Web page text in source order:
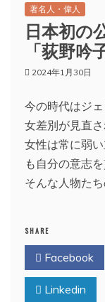
著名人・偉人
日本初の
「荻野
2024年1月30日
今の時代はジ
女差別が見直
女性は常に弱
も自分の意志
そんな人物た
SHARE
Facebook
Linkedin